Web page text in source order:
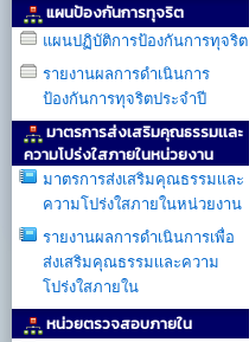
แผนป้องกันการทุจริต
แผนปฏิบัติการป้องกันการทุจริต
รายงานผลการดำเนินการ
ป้องกันการทุจริตประจำปี
มาตรการส่งเสริมคุณธรรมเเละ
ความโปร่งใสภายในหน่วยงาน
มาตรการส่งเสริมคุณธรรมเเละ
ความโปร่งใสภายในหน่วยงาน
รายงานผลการดำเนินการเพื่อ
ส่งเสริมคุณธรรมเเละความ
โปร่งใสภายใน
หน่วยตรวจสอบภายใน